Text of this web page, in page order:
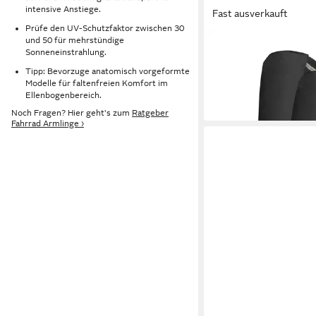
intensive Anstiege.
Prüfe den UV-Schutzfaktor zwischen 30
und 50 für mehrstündige
Sonneneinstrahlung.
Tipp: Bevorzuge anatomisch vorgeformte
Modelle für faltenfreien Komfort im
Ellenbogenbereich.
Noch Fragen? Hier geht's zum Ratgeber
Fahrrad Armlinge ›
Fast ausverkauft
Armlinge Abnehmen
PowerArms, Cryo
(aktiviert mit Wasser)
dank Kühlung